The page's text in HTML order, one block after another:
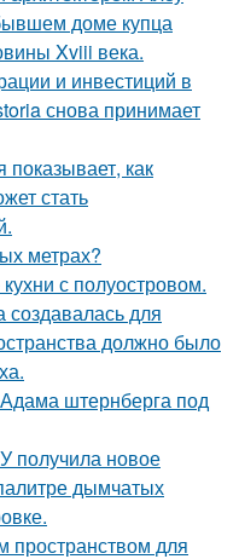
доме купца
Xviii века.
и инвестиций в
снова принимает
как
стать
метрах?
с полуостровом.
создавалась для
должно было
штернберга под
получила новое
дымчатых
для